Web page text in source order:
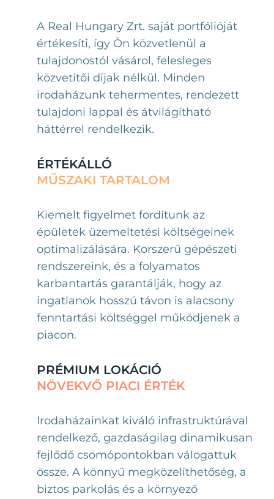
A Real Hungary Zrt. saját portfólióját
értékesíti, így Ön közvetlenül a
tulajdonostól vásárol, felesleges
közvetítői díjak nélkül. Minden
irodaházunk tehermentes, rendezett
tulajdoni lappal és átvilágítható
háttérrel rendelkezik.
ÉRTÉKÁLLÓ
MŰSZAKI TARTALOM
Kiemelt figyelmet fordítunk az
épületek üzemeltetési költségeinek
optimalizálására. Korszerű gépészeti
rendszereink, és a folyamatos
karbantartás garantálják, hogy az
ingatlanok hosszú távon is alacsony
fenntartási költséggel működjenek a
piacon.
PRÉMIUM LOKÁCIÓ
NÖVEKVŐ PIACI ÉRTÉK
Irodaházainkat kiváló infrastruktúrával
rendelkező, gazdaságilag dinamikusan
fejlődő csomópontokban válogattuk
össze. A könnyű megközelíthetőség, a
biztos parkolás és a környező